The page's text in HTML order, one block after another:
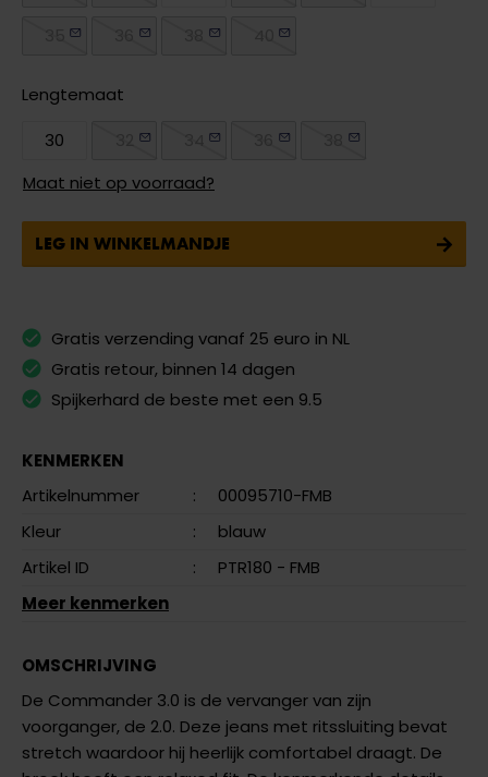
Lengtemaat
30
Maat niet op voorraad?
LEG IN WINKELMANDJE
Gratis verzending vanaf 25 euro in NL
Gratis retour, binnen 14 dagen
Spijkerhard de beste met een 9.5
KENMERKEN
Artikelnummer
:
00095710-FMB
Kleur
:
blauw
Artikel ID
:
PTR180 - FMB
Meer kenmerken
OMSCHRIJVING
De Commander 3.0 is de vervanger van zijn
voorganger, de 2.0. Deze jeans met ritssluiting bevat
stretch waardoor hij heerlijk comfortabel draagt. De